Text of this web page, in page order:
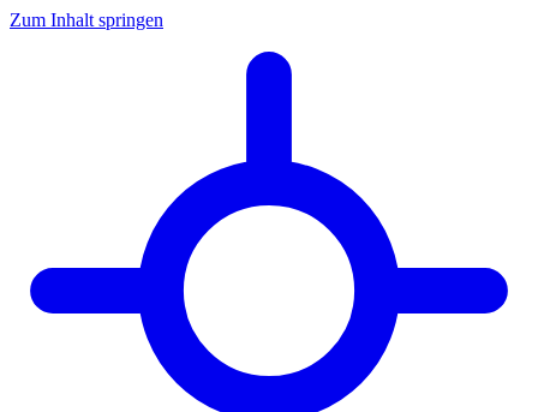
Zum Inhalt springen